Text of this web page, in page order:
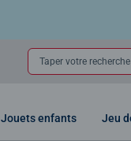
Taper votre recherche
Jouets enfants Jeu